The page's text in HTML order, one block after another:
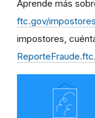
Aprende más
ftc.gov/impostores
impostores,